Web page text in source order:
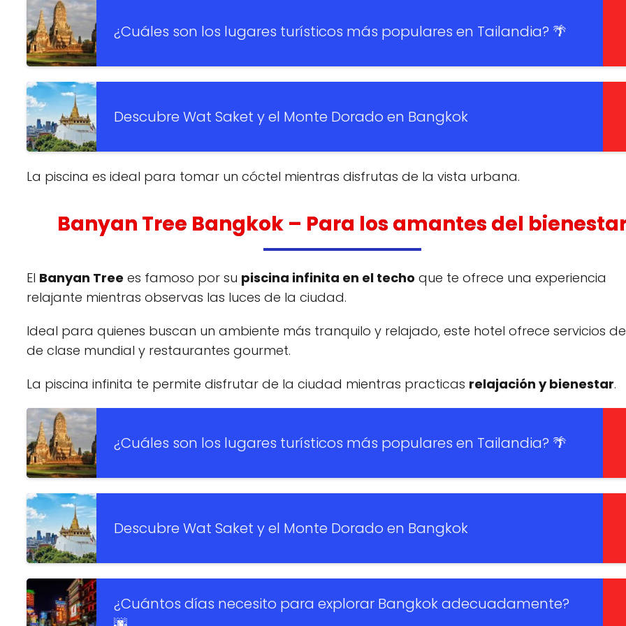
¿Cuáles son los lugares turísticos más populares en Tailandia? 🌴
Descubre Wat Saket y el Monte Dorado en Bangkok
La piscina es ideal para tomar un cóctel mientras disfrutas de la vista urbana.
Banyan Tree Bangkok – Para los amantes del
El Banyan Tree es famoso por su piscina infinita en el techo que te ofrece una experiencia
relajante mientras observas las luces de la ciudad.
Ideal para quienes buscan un ambiente más tranquilo y relajado, este hotel ofrece servicios
de clase mundial y restaurantes gourmet.
La piscina infinita te permite disfrutar de la ciudad mientras practicas relajación y bienestar.
¿Cuáles son los lugares turísticos más populares en Tailandia? 🌴
Descubre Wat Saket y el Monte Dorado en Bangkok
¿Cuántos días necesito para explorar Bangkok adecuadamente?